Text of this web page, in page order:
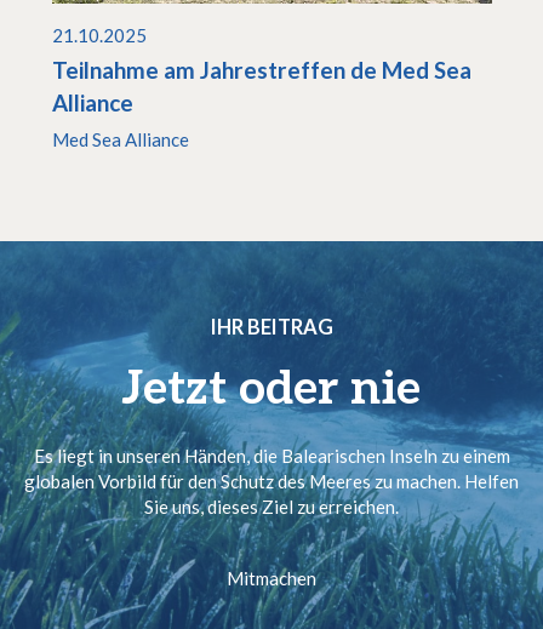
21.10.2025
Teilnahme am Jahrestreffen de Med Sea
Alliance
Med Sea Alliance
IHR BEITRAG
Jetzt oder nie
Es liegt in unseren Händen, die Balearischen Inseln zu einem
globalen Vorbild für den Schutz des Meeres zu machen. Helfen
Sie uns, dieses Ziel zu erreichen.
Mitmachen